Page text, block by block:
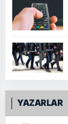
YAZARLAR